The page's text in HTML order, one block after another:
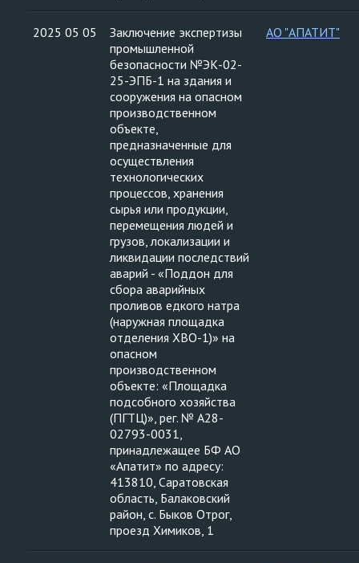
2025 05 05
Заключение экспертизы
промышленной
безопасности №ЭК-02-
25-ЭПБ-1 на здания и
сооружения на опасном
производственном
объекте,
предназначенные для
осуществления
технологических
процессов, хранения
сырья или продукции,
перемещения людей и
грузов, локализации и
ликвидации последствий
аварий - «Поддон для
сбора аварийных
проливов едкого натра
(наружная площадка
отделения ХВО-1)» на
опасном
производственном
объекте: «Площадка
подсобного хозяйства
(ПГТЦ)», рег. № А28-
02793-0031,
принадлежащее БФ АО
«Апатит» по адресу:
413810, Саратовская
область, Балаковский
район, с. Быков Отрог,
проезд Химиков, 1
АО "АПАТИТ"